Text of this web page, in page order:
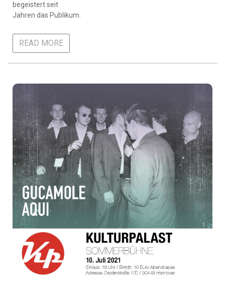
begeistert seit
Jahren das Publikum.
READ MORE